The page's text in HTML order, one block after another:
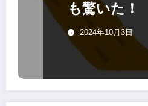
も驚いた！
2024年10月3日